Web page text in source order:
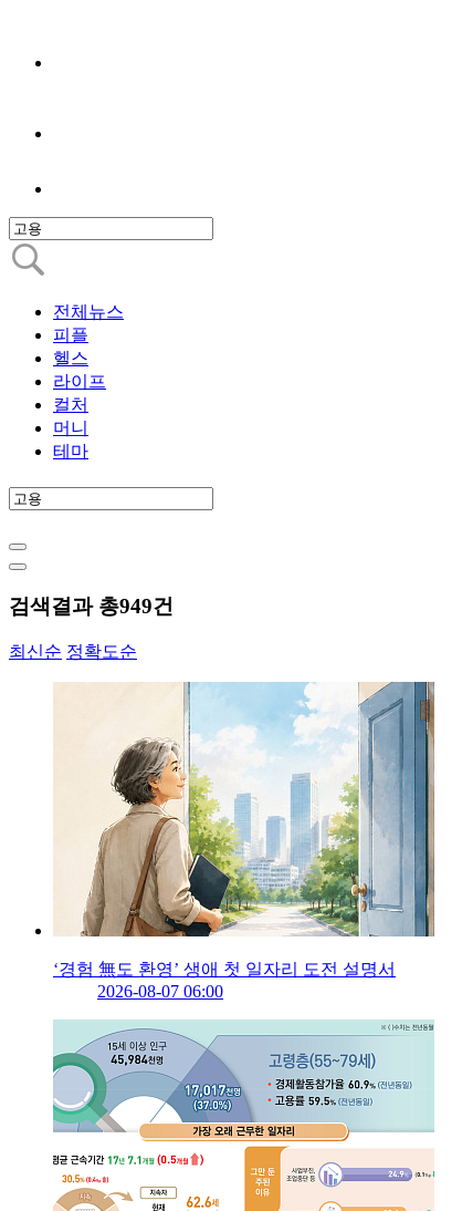
전체뉴스
피플
헬스
라이프
컬처
머니
테마
검색결과 총949건
최신순 정확도순
‘경험 無도 환영’ 생애 첫 일자리 도전 설명서
2026-08-07 06:00